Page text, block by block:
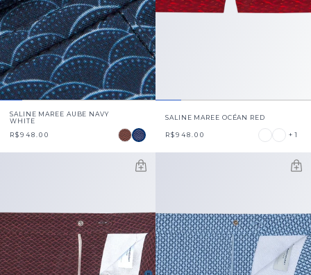
SALINE MAREE AUBE NAVY
WHITE
R$948.00
SALINE MAREE OCÉAN RED
R$948.00 +1